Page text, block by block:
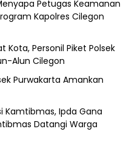
Petugas Keamanan
Kapolres Cilegon
Kota, Personil Piket Polsek
Alun Cilegon
Purwakarta Amankan
Kamtibmas, Ipda Gana
Datangi Warga